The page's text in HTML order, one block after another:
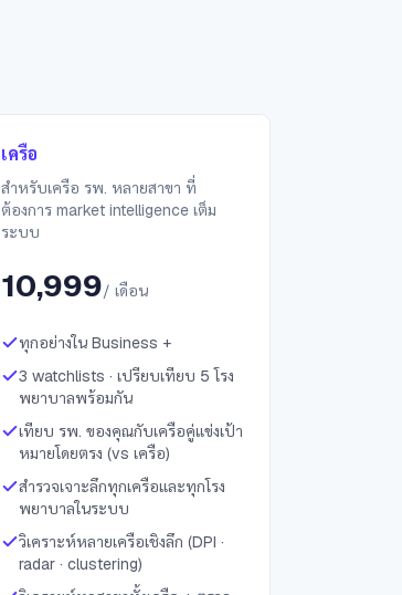
เครือ
สำหรับเครือ รพ. หลายสาขา ที่
ต้องการ market intelligence เต็ม
ระบบ
10,999/ เดือน
ทุกอย่างใน Business +
3 watchlists · เปรียบเทียบ 5 โรง
พยาบาลพร้อมกัน
เทียบ รพ. ของคุณกับเครือคู่แข่งเป้า
หมายโดยตรง (vs เครือ)
สำรวจเจาะลึกทุกเครือและทุกโรง
พยาบาลในระบบ
วิเคราะห์หลายเครือเชิงลึก (DPI ·
radar · clustering)